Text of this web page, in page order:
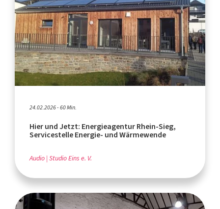
24.02.2026 - 60 Min.
Hier und Jetzt: Energieagentur Rhein-Sieg,
Servicestelle Energie- und Wärmewende
Audio Studio Eins e. V.